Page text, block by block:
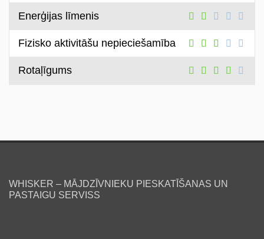
Enerģijas līmenis
Fizisko aktivitāšu nepieciešamība
Rotaļīgums
WHISKER – MĀJDZĪVNIEKU PIESKATĪŠANAS UN
PASTAIGU SERVISS